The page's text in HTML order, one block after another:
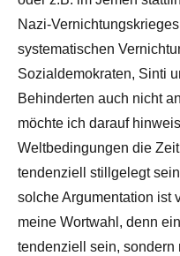
Nazi-
systematischen
Sozialdemokraten, Sinti
Behinderten auch nicht
möchte ich darauf
Weltbedingungen die
tendenziell stillgelegt
solche Argumentation ist
meine Wortwahl, denn
tendenziell sein, sondern